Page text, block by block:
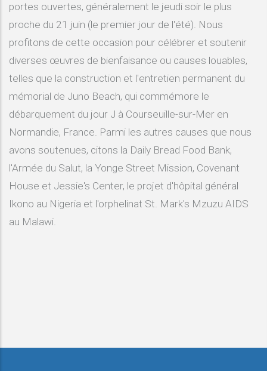
portes ouvertes, généralement le jeudi soir le plus
proche du 21 juin (le premier jour de l'été). Nous
profitons de cette occasion pour célébrer et soutenir
diverses œuvres de bienfaisance ou causes louables,
telles que la construction et l'entretien permanent du
mémorial de Juno Beach, qui commémore le
débarquement du jour J à Courseuille-sur-Mer en
Normandie, France. Parmi les autres causes que nous
avons soutenues, citons la Daily Bread Food Bank,
l'Armée du Salut, la Yonge Street Mission, Covenant
House et Jessie's Center, le projet d'hôpital général
Ikono au Nigeria et l'orphelinat St. Mark's Mzuzu AIDS
au Malawi.